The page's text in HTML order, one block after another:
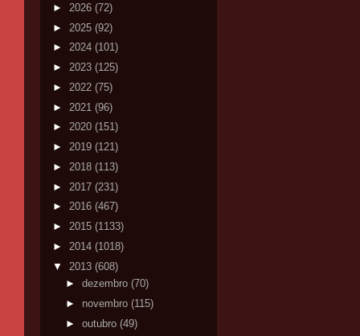
► 2026 (72)
► 2025 (92)
► 2024 (101)
► 2023 (125)
► 2022 (75)
► 2021 (96)
► 2020 (151)
► 2019 (121)
► 2018 (113)
► 2017 (231)
► 2016 (467)
► 2015 (1133)
► 2014 (1018)
▼ 2013 (608)
► dezembro (70)
► novembro (115)
► outubro (49)